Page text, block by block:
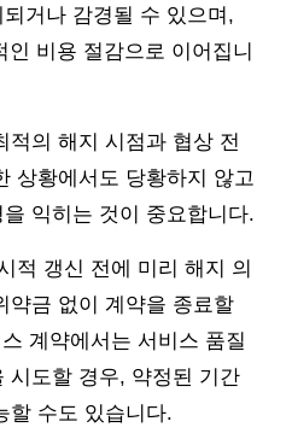
거나 감경될 수 있으며,
인 비용 절감으로 이어집니
적의 해지 시점과 협상 전
상황에서도 당황하지 않고
익히는 것이 중요합니다.
적 갱신 전에 미리 해지 의
약금 없이 계약을 종료할
계약에서는 서비스 품질
시도할 경우, 약정된 기간
할 수도 있습니다.